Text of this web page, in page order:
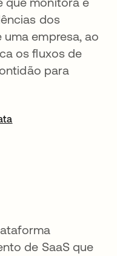
dos
empresa, ao
os fluxos de
para
de SaaS que